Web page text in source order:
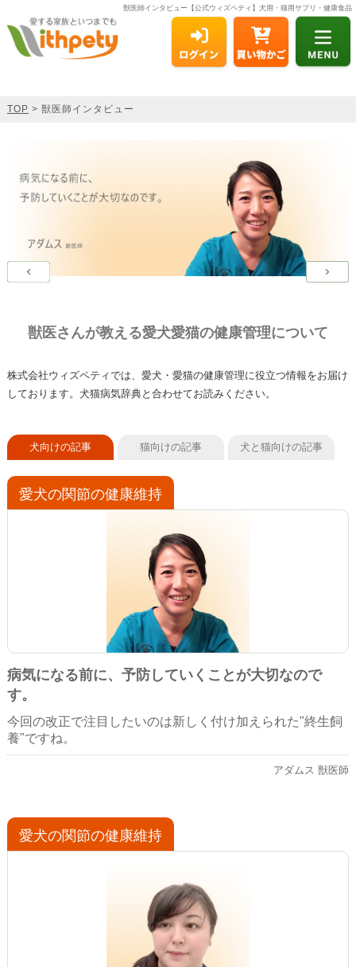
獣医師インタビュー【公式ウィズペティ】犬用・猫用サプリ・健康食品
TOP > 獣医師インタビュー
獣医さんが教える愛犬愛猫の健康管理について
株式会社ウィズペティでは、愛犬・愛猫の健康管理に役立つ情報をお届け
しております。犬猫病気辞典と合わせてお読みください。
犬向けの記事 猫向けの記事 犬と猫向けの記事
愛犬の関節の健康維持
病気になる前に、予防していくことが大切なので
す。
今回の改正で注目したいのは新しく付け加えられた"終生飼
養"ですね。
アダムス 獣医師
愛犬の関節の健康維持